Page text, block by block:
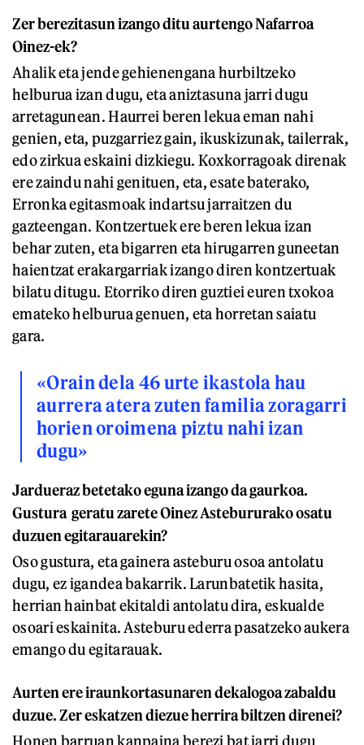
Zer berezitasun izango ditu aurtengo Nafarroa
Oinez-ek?
Ahalik eta jende gehienengana hurbiltzeko
helburua izan dugu, eta aniztasuna jarri dugu
arretagunean. Haurrei beren lekua eman nahi
genien, eta, puzgarriez gain, ikuskizunak, tailerrak,
edo zirkua eskaini dizkiegu. Koxkorragoak direnak
ere zaindu nahi genituen, eta, esate baterako,
Erronka egitasmoak indartsu jarraitzen du
gazteengan. Kontzertuek ere beren lekua izan
behar zuten, eta bigarren eta hirugarren guneetan
haientzat erakargarriak izango diren kontzertuak
bilatu ditugu. Etorriko diren guztiei euren txokoa
emateko helburua genuen, eta horretan saiatu
gara.
«Orain dela 46 urte ikastola hau
aurrera atera zuten familia zoragarri
horien oroimena piztu nahi izan
dugu»
Jardueraz betetako eguna izango da gaurkoa.
Gustura geratu zarete Oinez Astebururako osatu
duzuen egitarauarekin?
Oso gustura, eta gainera asteburu osoa antolatu
dugu, ez igandea bakarrik. Larunbatetik hasita,
herrian hainbat ekitaldi antolatu dira, eskualde
osoari eskainita. Asteburu ederra pasatzeko aukera
emango du egitarauak.
Aurten ere iraunkortasunaren dekalogoa zabaldu
duzue. Zer eskatzen diezue herrira biltzen direnei?
Honen barruan kanpaina berezi bat jarri dugu